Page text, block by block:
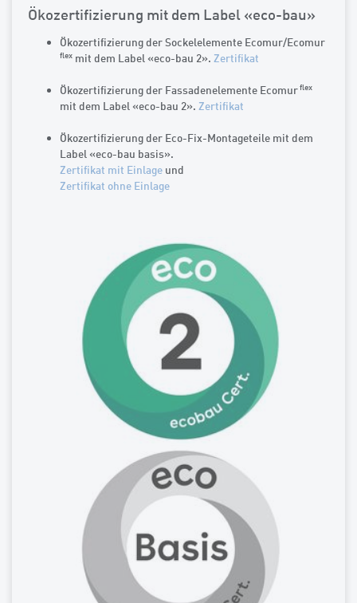
Ökozertifizierung mit dem Label «eco-bau»
Ökozertifizierung der Sockelelemente Ecomur/Ecomur
flex mit dem Label «eco-bau 2». Zertifikat
Ökozertifizierung der Fassadenelemente Ecomurflex
mit dem Label «eco-bau 2». Zertifikat
Ökozertifizierung der Eco-Fix-Montageteile mit dem
Label «eco-bau basis».
Zertifikat mit Einlage und
Zertifikat ohne Einlage